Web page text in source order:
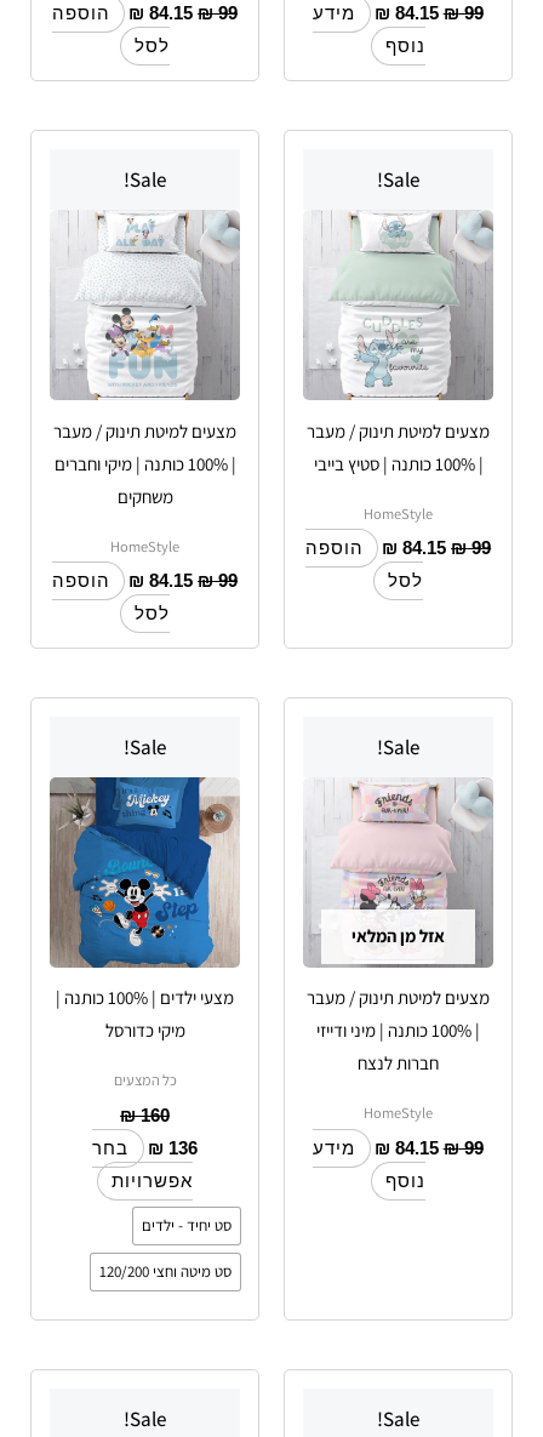
₪99
₪ 84.15
מידע
נוסף
₪99
₪ 84.15
הוספה
לסל
Sale!
מצעים למיטת תינוק / מעבר
| 100% כותנה | סטיץ בייבי
HomeStyle
₪99
₪ 84.15
הוספה
לסל
Sale!
מצעים למיטת תינוק / מעבר
| 100% כותנה | מיקי וחברים
משחקים
HomeStyle
₪99
₪ 84.15
הוספה
לסל
Sale!
אזל מן המלאי
מצעים למיטת תינוק / מעבר
| 100% כותנה | מיני ודייזי
חברות לנצח
HomeStyle
₪99
₪ 84.15
מידע
נוסף
Sale!
מצעי ילדים | 100% כותנה |
מיקי כדורסל
כל המצעים
₪160
₪ 136
בחר
אפשרויות
יש
מספר
סוגים.
ניתן
לבחור
את
האפשרויות
בעמוד
סט יחיד - ילדים
סט מיטה וחצי 120/200
Sale!
Sale!